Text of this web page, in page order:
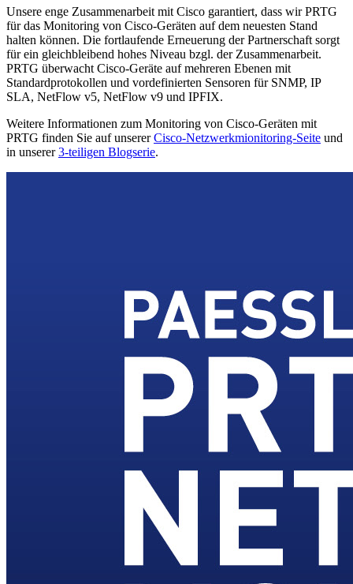
Unsere enge Zusammenarbeit mit Cisco garantiert, dass wir PRTG
für das Monitoring von Cisco-Geräten auf dem neuesten Stand
halten können. Die fortlaufende Erneuerung der Partnerschaft sorgt
für ein gleichbleibend hohes Niveau bzgl. der Zusammenarbeit.
PRTG überwacht Cisco-Geräte auf mehreren Ebenen mit
Standardprotokollen und vordefinierten Sensoren für SNMP, IP
SLA, NetFlow v5, NetFlow v9 und IPFIX.
Weitere Informationen zum Monitoring von Cisco-Geräten mit
PRTG finden Sie auf unsererCisco-Netzwerkmionitoring-Seite und
in unserer3-teiligen Blogserie.